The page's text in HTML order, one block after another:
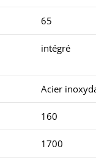
65
intégré
Acier
160
1700